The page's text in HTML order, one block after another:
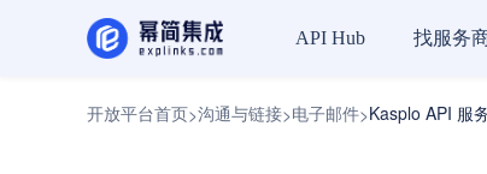
API Hub 找服务
开放平台首页>沟通与链接>电子邮件>Kasplo API 服